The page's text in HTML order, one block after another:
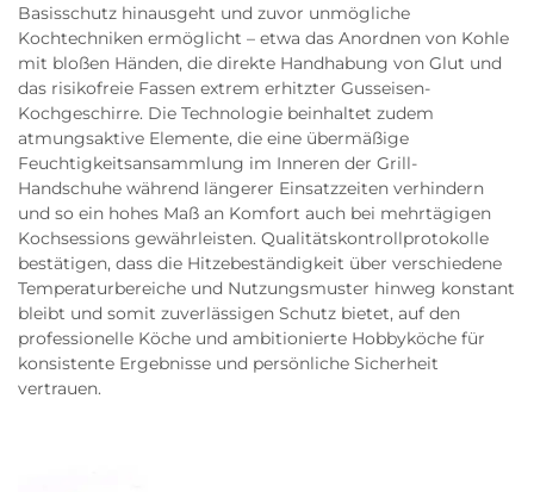
Basisschutz hinausgeht und zuvor unmögliche
Kochtechniken ermöglicht – etwa das Anordnen von Kohle
mit bloßen Händen, die direkte Handhabung von Glut und
das risikofreie Fassen extrem erhitzter Gusseisen-
Kochgeschirre. Die Technologie beinhaltet zudem
atmungsaktive Elemente, die eine übermäßige
Feuchtigkeitsansammlung im Inneren der Grill-
Handschuhe während längerer Einsatzzeiten verhindern
und so ein hohes Maß an Komfort auch bei mehrtägigen
Kochsessions gewährleisten. Qualitätskontrollprotokolle
bestätigen, dass die Hitzebeständigkeit über verschiedene
Temperaturbereiche und Nutzungsmuster hinweg konstant
bleibt und somit zuverlässigen Schutz bietet, auf den
professionelle Köche und ambitionierte Hobbyköche für
konsistente Ergebnisse und persönliche Sicherheit
vertrauen.